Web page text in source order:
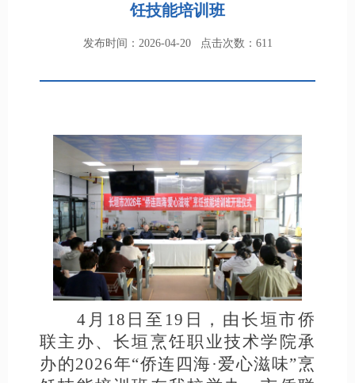
饪技能培训班
发布时间：2026-04-20 点击次数： 611
4月18日至19日，由长垣市侨
联主办、长垣烹饪职业技术学院承
办的2026年“侨连四海·爱心滋味”烹